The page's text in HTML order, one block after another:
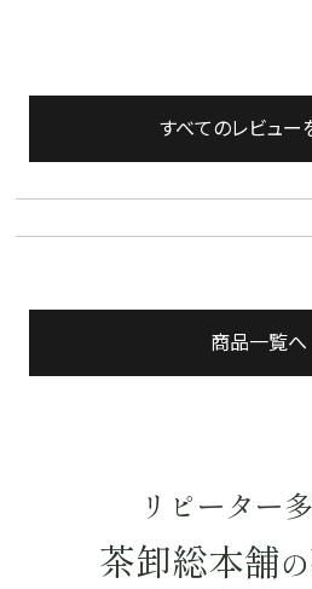
キーワードで探す
予算・価格で探す
すべてのレビュー
商品一覧へ
リピーター
茶卸総本舗の